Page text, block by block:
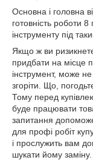
Основна і головна
готовність роботи
інструменту під
Якщо ж ви
придбати на місце
інструмент, може
згоріти. Що,
Тому перед
буде працювати
запитання
для профі робіт
і прослужить вам
шукати йому